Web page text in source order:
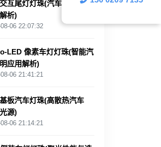
互尾灯灯珠(汽车灯光交互
析)
06 22:07:32
LED 像素车灯灯珠(智能汽
应用解析)
06 21:41:21
板汽车灯珠(高散热汽车
源)
06 21:14:21